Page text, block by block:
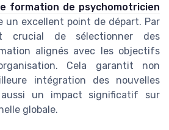
formation de psychomotricien
un excellent point de départ. Par
crucial de sélectionner des
alignés avec les objectifs
Cela garantit non
intégration des nouvelles
aussi un impact significatif sur
globale.